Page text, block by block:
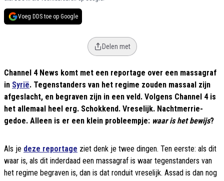
Voeg DDS toe op Google
Delen met
Channel 4 News komt met een reportage over een massagraf
in Syrië. Tegenstanders van het regime zouden massaal zijn
afgeslacht, en begraven zijn in een veld. Volgens Channel 4 is
het allemaal heel erg. Schokkend. Vreselijk. Nachtmerrie-
gedoe. Alleen is er een klein probleempje: waar is het bewijs?
Als je deze reportage ziet denk je twee dingen. Ten eerste: als dit
waar is, als dit inderdaad een massagraf is waar tegenstanders van
het regime begraven is, dan is dat ronduit vreselijk. Assad is dan nog